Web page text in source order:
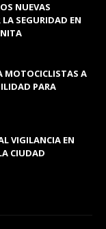
NUEVAS
SEGURIDAD EN
MOTOCICLISTAS A
PARA
VIGILANCIA EN
CIUDAD